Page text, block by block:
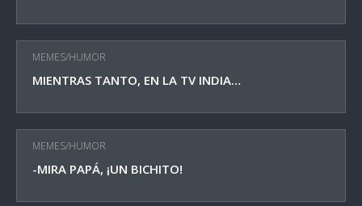
MEMES/HUMOR
MIENTRAS TANTO, EN LA TV INDIA…
MEMES/HUMOR
-MIRA PAPÁ, ¡UN BICHITO!